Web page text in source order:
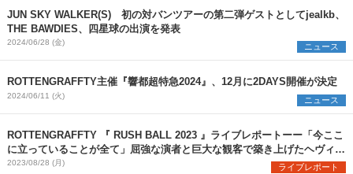
JUN SKY WALKER(S) 初の対バンツアーの第二弾ゲストとしてjealkb、
THE BAWDIES、四星球の出演を発表
2024/06/28 (金) ニュース
ROTTENGRAFFTY主催『響都超特急2024』、12月に2DAYS開催が決定
2024/06/11 (火) ニュース
ROTTENGRAFFTY 『 RUSH BALL 2023 』ライブレポートーー「今ここ
に立っていることが全て」屈強な演者と巨大な観客で築き上げたヘヴィネ
ス
2023/08/28 (月) ライブレポート